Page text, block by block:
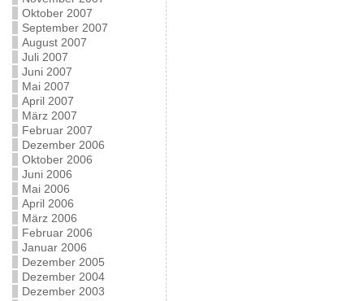
Oktober 2007
September 2007
August 2007
Juli 2007
Juni 2007
Mai 2007
April 2007
März 2007
Februar 2007
Dezember 2006
Oktober 2006
Juni 2006
Mai 2006
April 2006
März 2006
Februar 2006
Januar 2006
Dezember 2005
Dezember 2004
Dezember 2003